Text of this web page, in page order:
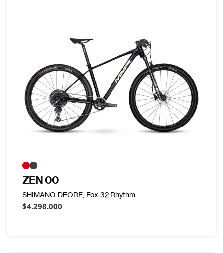
ZEN 00
SHIMANO DEORE, Fox 32 Rhythm
$4.298.000